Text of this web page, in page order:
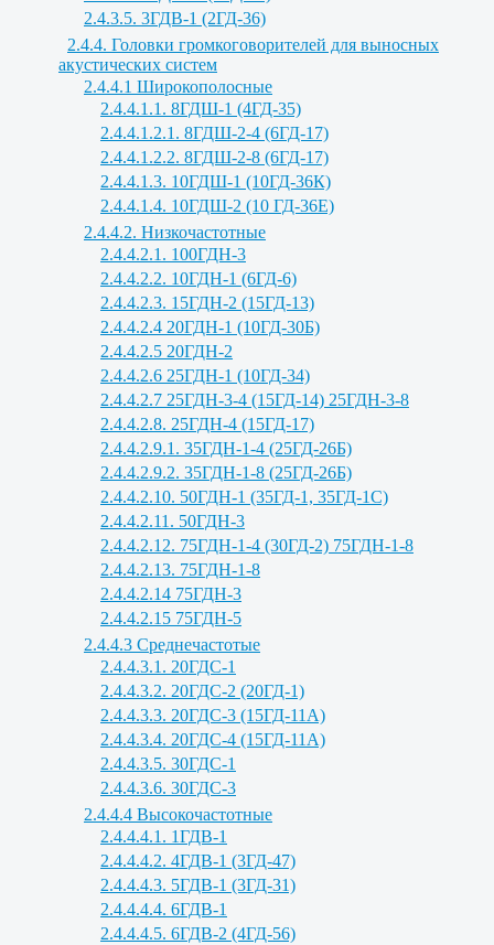
2.4.3.5. 3ГДВ-1 (2ГД-36)
2.4.4. Головки громкоговорителей для выносных
акустических систем
2.4.4.1 Широкополосные
2.4.4.1.1. 8ГДШ-1 (4ГД-35)
2.4.4.1.2.1. 8ГДШ-2-4 (6ГД-17)
2.4.4.1.2.2. 8ГДШ-2-8 (6ГД-17)
2.4.4.1.3. 10ГДШ-1 (10ГД-36К)
2.4.4.1.4. 10ГДШ-2 (10 ГД-36Е)
2.4.4.2. Низкочастотные
2.4.4.2.1. 100ГДН-3
2.4.4.2.2. 10ГДН-1 (6ГД-6)
2.4.4.2.3. 15ГДН-2 (15ГД-13)
2.4.4.2.4 20ГДН-1 (10ГД-30Б)
2.4.4.2.5 20ГДН-2
2.4.4.2.6 25ГДН-1 (10ГД-34)
2.4.4.2.7 25ГДН-3-4 (15ГД-14) 25ГДН-3-8
2.4.4.2.8. 25ГДН-4 (15ГД-17)
2.4.4.2.9.1. 35ГДН-1-4 (25ГД-26Б)
2.4.4.2.9.2. 35ГДН-1-8 (25ГД-26Б)
2.4.4.2.10. 50ГДН-1 (35ГД-1, 35ГД-1С)
2.4.4.2.11. 50ГДН-3
2.4.4.2.12. 75ГДН-1-4 (30ГД-2) 75ГДН-1-8
2.4.4.2.13. 75ГДН-1-8
2.4.4.2.14 75ГДН-3
2.4.4.2.15 75ГДН-5
2.4.4.3 Среднечастотые
2.4.4.3.1. 20ГДС-1
2.4.4.3.2. 20ГДС-2 (20ГД-1)
2.4.4.3.3. 20ГДС-3 (15ГД-11А)
2.4.4.3.4. 20ГДС-4 (15ГД-11А)
2.4.4.3.5. 30ГДС-1
2.4.4.3.6. 30ГДС-3
2.4.4.4 Высокочастотные
2.4.4.4.1. 1ГДВ-1
2.4.4.4.2. 4ГДВ-1 (3ГД-47)
2.4.4.4.3. 5ГДВ-1 (3ГД-31)
2.4.4.4.4. 6ГДВ-1
2.4.4.4.5. 6ГДВ-2 (4ГД-56)